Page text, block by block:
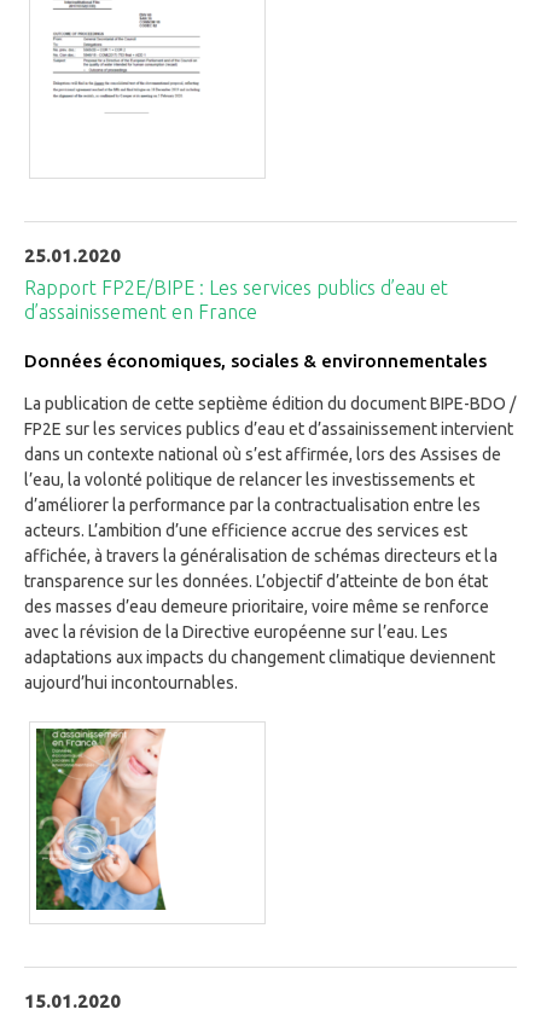
25.01.2020
Rapport FP2E/BIPE : Les services publics d’eau et
d’assainissement en France
Données économiques, sociales & environnementales
La publication de cette septième édition du document BIPE-BDO /
FP2E sur les services publics d’eau et d’assainissement intervient
dans un contexte national où s’est affirmée, lors des Assises de
l’eau, la volonté politique de relancer les investissements et
d’améliorer la performance par la contractualisation entre les
acteurs. L’ambition d’une efficience accrue des services est
affichée, à travers la généralisation de schémas directeurs et la
transparence sur les données. L’objectif d’atteinte de bon état
des masses d’eau demeure prioritaire, voire même se renforce
avec la révision de la Directive européenne sur l’eau. Les
adaptations aux impacts du changement climatique deviennent
aujourd’hui incontournables.
15.01.2020